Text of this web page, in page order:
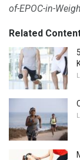
of-EPOC-in-
Related